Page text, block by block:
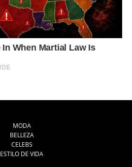
MODA
BELLEZA
CELEBS
ESTILO DE VIDA